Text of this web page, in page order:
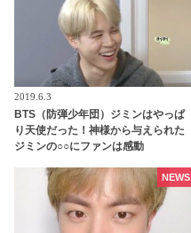
2019.6.3
BTS（防弾少年団）ジミンはやっぱ
り天使だった！神様から与えられた
ジミンの○○にファンは感動
NEWS